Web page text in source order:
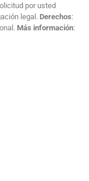
por usted
legal. Derechos:
Más información: